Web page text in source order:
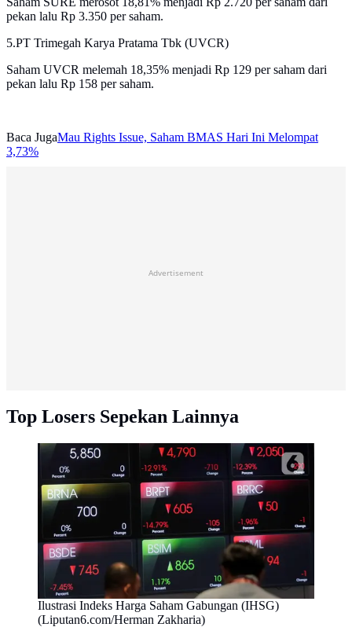
pekan lalu Rp 3.350 per saham.
5.PT Trimegah Karya Pratama Tbk (UVCR)
Saham UVCR melemah 18,35% menjadi Rp 129 per saham dari
pekan lalu Rp 158 per saham.
Baca JugaMau Rights Issue, Saham BMAS Hari Ini Melompat
3,73%
Advertisement
Top Losers Sepekan Lainnya
Ilustrasi Indeks Harga Saham Gabungan (IHSG)
(Liputan6.com/Herman Zakharia)